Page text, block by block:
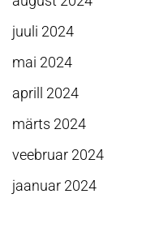
juuli 2024
mai 2024
aprill 2024
märts 2024
veebruar 2024
jaanuar 2024